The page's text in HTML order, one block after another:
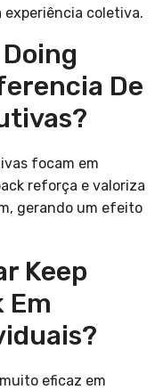
experiência coletiva.
De
focam em
reforça e valoriza
gerando um efeito
Keep
Em
eficaz em